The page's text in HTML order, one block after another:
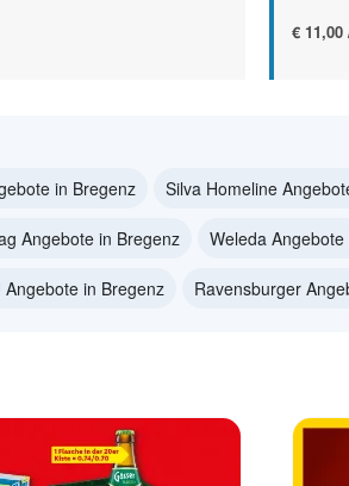
€
in Bregenz Silva Homeline
Angebote in Bregenz Weleda
Angebote in Bregenz Ravensburger